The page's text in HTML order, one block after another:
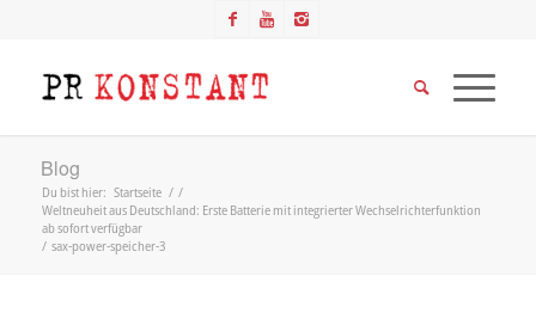
Blog
Du bist hier: Startseite / /
Weltneuheit aus Deutschland: Erste Batterie mit integrierter Wechselrichterfunktion
ab sofort verfügbar
/ sax-power-speicher-3